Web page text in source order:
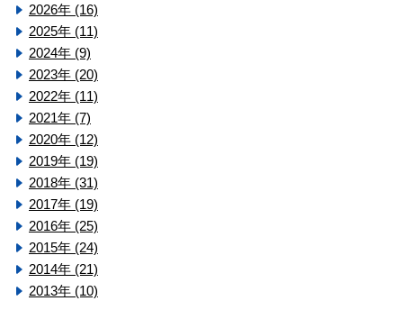
2026年 (16)
2025年 (11)
2024年 (9)
2023年 (20)
2022年 (11)
2021年 (7)
2020年 (12)
2019年 (19)
2018年 (31)
2017年 (19)
2016年 (25)
2015年 (24)
2014年 (21)
2013年 (10)